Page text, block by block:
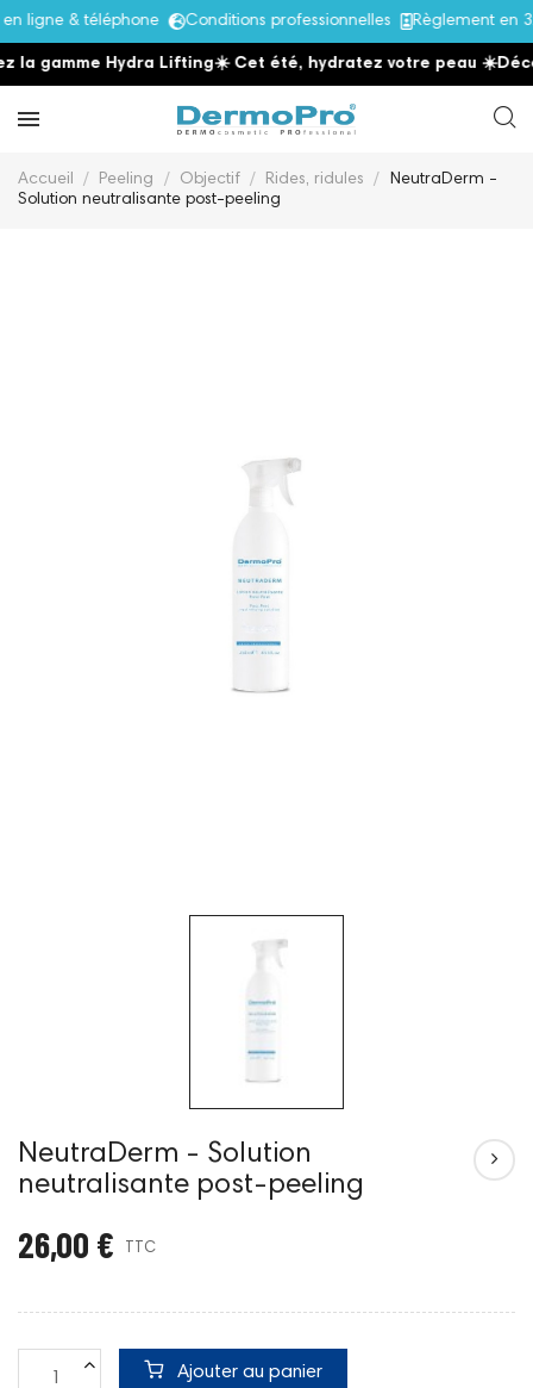
ligne & téléphone Conditions professionnelles Règlement en
la gamme Hydra Lifting☀️ Cet été, hydratez votre peau ☀️
Accueil Peeling Objectif Rides, ridules
NeutraDerm -
Solution neutralisante post-peeling
NeutraDerm - Solution
neutralisante post-peeling
26,00 € TTC
Ajouter au panier